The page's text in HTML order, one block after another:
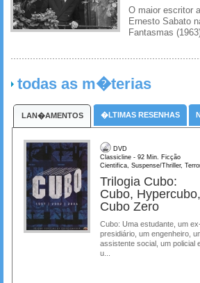
O maior escritor
Ernesto Sabato
Fantasmas
todas as m�terias
LAN�AMENTOS �LTIMAS RESENHAS
DVD
Classicline - 92 Min. Ficção
Cientifica, Suspense/Thriller,
Trilogia Cubo:
Cubo, Hypercubo,
Cubo Zero
Cubo: Uma estudante, um ex-
presidiário, um engenheiro,
assistente social, um policial
u...